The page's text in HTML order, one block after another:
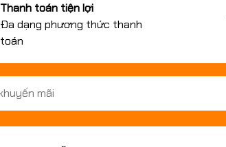
Thanh toán tiện lợi
Đa dạng phương thức thanh
toán